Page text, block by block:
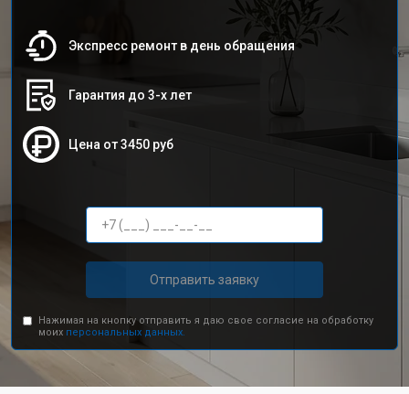
Экспресс ремонт в день обращения
Гарантия до 3-х лет
Цена от 3450 руб
Отправить заявку
Нажимая на кнопку отправить я даю свое согласие на обработку
моих персональных данных.